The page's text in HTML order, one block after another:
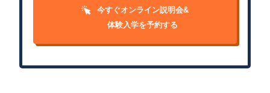
今すぐオンライン説明会&
体験入学を予約する